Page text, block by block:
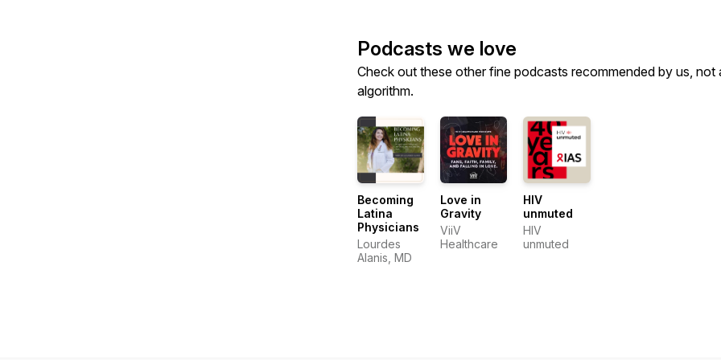
Podcasts we love
Check out these other fine podcasts recommended by us, not
algorithm.
Becoming
Latina
Physicians
Lourdes
Alanis, MD
Love in
Gravity
ViiV
Healthcare
HIV
unmuted
HIV
unmuted